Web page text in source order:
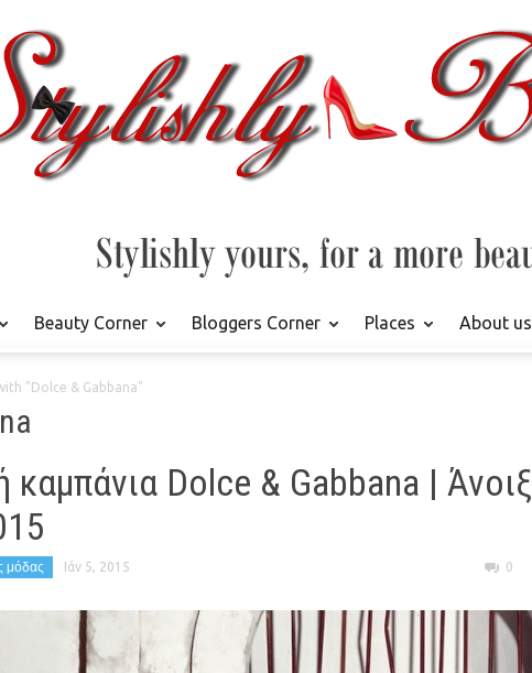
Beauty Corner Bloggers Corner Places About us
"Dolce & Gabbana"
καμπάνια Dolce & Gabbana |
μόδας Ιάν 5, 2015 0